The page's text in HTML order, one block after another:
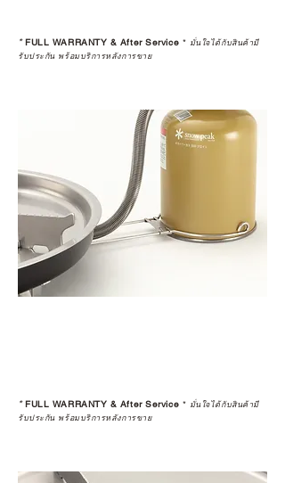
*FULL WARRANTY & After Service * มั่นใจได้กับสินค้ามี
รับประกัน พร้อมบริการหลังการขาย
*FULL WARRANTY & After Service * มั่นใจได้กับสินค้ามี
รับประกัน พร้อมบริการหลังการขาย